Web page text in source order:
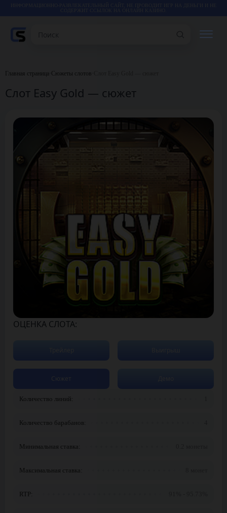
СОДЕРЖИТ ССЫЛОК НА ОНЛАЙН КАЗИНО.
КАЗИНО
СТАТЬИ
ВИДЕО
Главная страница Сюжеты слотов
Слот Easy Gold — сюжет
ОЦЕНКА СЛОТА:
Количество линий:
Количество барабанов:
Минимальная ставка:
Максимальная ставка:
RTP:
Сюжет